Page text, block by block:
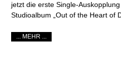
jetzt die erste Single-
Studioalbum „Out of the Heart of
... MEHR ...